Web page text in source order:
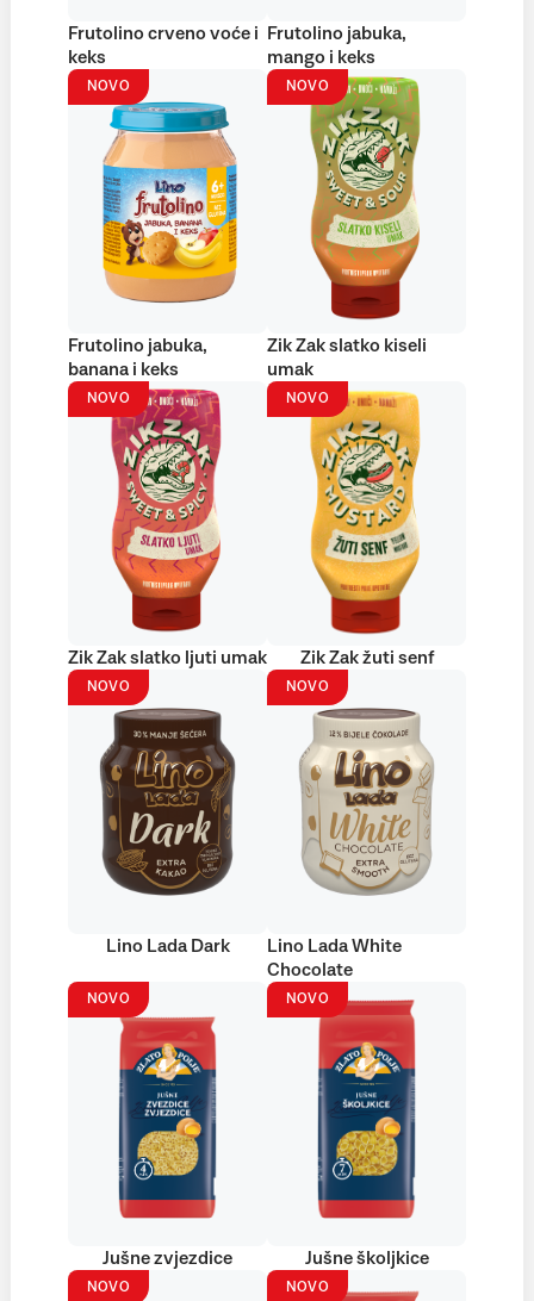
Frutolino crveno voće i
keks
Frutolino jabuka,
mango i keks
NOVO
Frutolino jabuka,
banana i keks
NOVO
Zik Zak slatko kiseli
umak
NOVO
Zik Zak slatko ljuti umak
NOVO
Zik Zak žuti senf
NOVO
Lino Lada Dark
NOVO
Lino Lada White
Chocolate
NOVO
Jušne zvjezdice
NOVO
Jušne školjkice
NOVO NOVO